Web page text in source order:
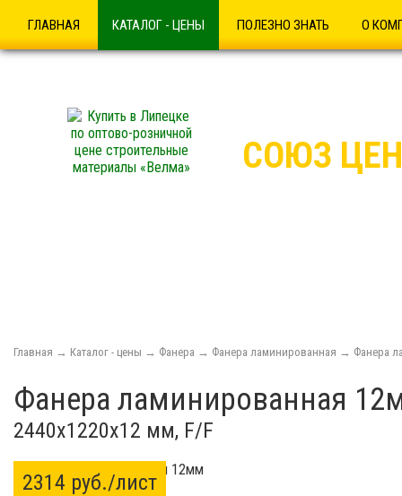
СОЮЗ
ГЛАВНАЯ КАТАЛОГ - ЦЕНЫ ПОЛЕЗНО ЗНАТЬ О
Главная → Каталог - цены → Фанера → Фанера ламинированная → Фанера
Фанера ламинированная
2440x1220x12 мм, F/F
2314 руб./лист